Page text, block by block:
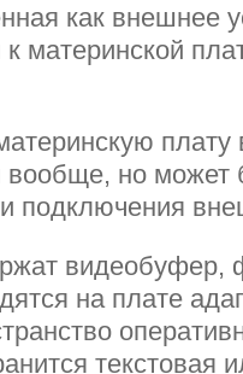
как внешнее
материнской
плату
вообще, но может
подключения
видеобуфер,
на плате
текстовая